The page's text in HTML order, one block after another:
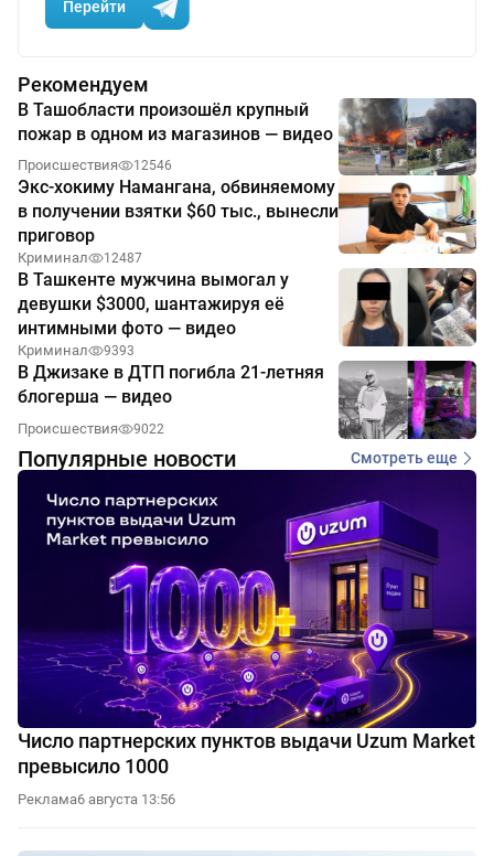
Перейти
Рекомендуем
В Ташобласти произошёл крупный
пожар в одном из магазинов — видео
Происшествия 12546
Экс-хокиму Намангана, обвиняемому
в получении взятки $60 тыс., вынесли
приговор
Криминал 12487
В Ташкенте мужчина вымогал у
девушки $3000, шантажируя её
интимными фото — видео
Криминал 9393
В Джизаке в ДТП погибла 21-летняя
блогерша — видео
Происшествия 9022
Популярные новости Смотреть еще
Число партнерских пунктов выдачи Uzum Market
превысило 1000
Реклама6 августа 13:56